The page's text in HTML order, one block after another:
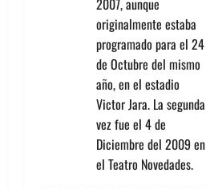
originalmente estaba
programado para el 24
de Octubre del mismo
año, en el estadio
Victor Jara. La segunda
vez fue el 4 de
Diciembre del 2009 en
el Teatro Novedades.